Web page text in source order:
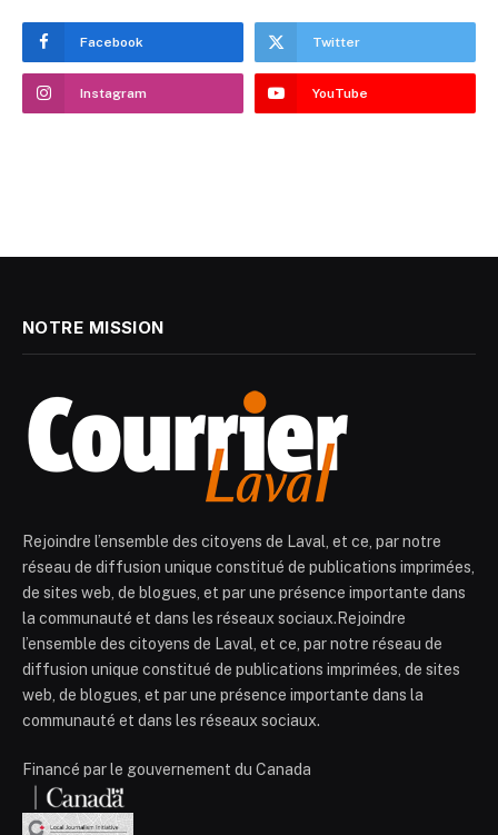
Facebook Twitter
Instagram YouTube
NOTRE MISSION
Rejoindre l’ensemble des citoyens de Laval, et ce, par notre
réseau de diffusion unique constitué de publications imprimées,
de sites web, de blogues, et par une présence importante dans
la communauté et dans les réseaux sociaux.Rejoindre
l’ensemble des citoyens de Laval, et ce, par notre réseau de
diffusion unique constitué de publications imprimées, de sites
web, de blogues, et par une présence importante dans la
communauté et dans les réseaux sociaux.
Financé par le gouvernement du Canada